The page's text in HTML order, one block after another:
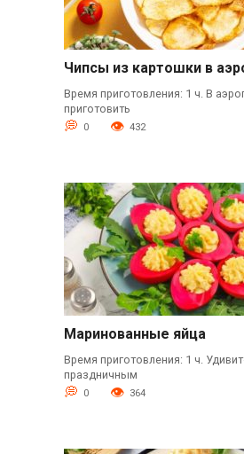
Чипсы из картошки в
Время приготовления: 1 ч. В
приготовить
0 432
Маринованные яйца
Время приготовления: 1 ч.
праздничным
0 364